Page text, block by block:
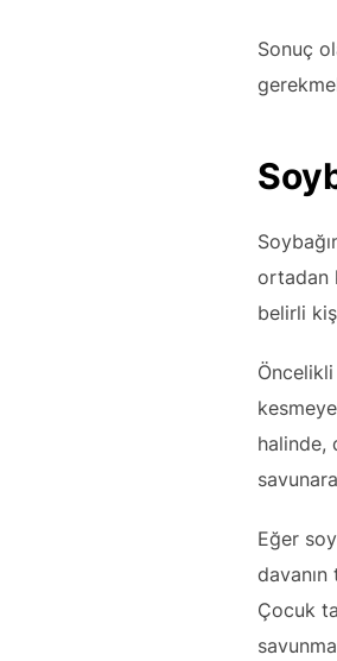
Sonuç
ortadan
belirli
Öncelikli
halinde,
Eğer
Çocuk